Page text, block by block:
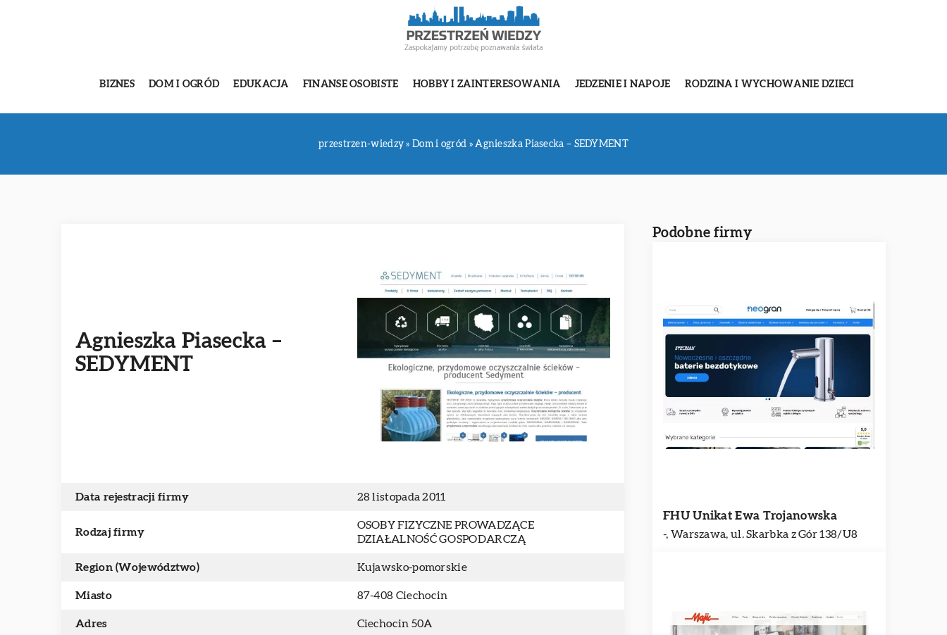
BIZNES DOM I OGRÓD EDUKACJA FINANSE OSOBISTE HOBBY I ZAINTERESOWANIA JEDZENIE I NAPOJE RODZINA I WYCHOWANIE DZIECI
przestrzen-wiedzy »Dom i ogród »Agnieszka Piasecka – SEDYMENT
Agnieszka Piasecka –
SEDYMENT
Data rejestracji firmy 28 listopada 2011
Rodzaj firmy
OSOBY FIZYCZNE PROWADZĄCE
DZIAŁALNOŚĆ GOSPODARCZĄ
Region (Województwo) Kujawsko-pomorskie
Miasto 87-408 Ciechocin
Adres Ciechocin 50A
Podobne firmy
FHU Unikat Ewa Trojanowska
-, Warszawa, ul. Skarbka z Gór 138/U8